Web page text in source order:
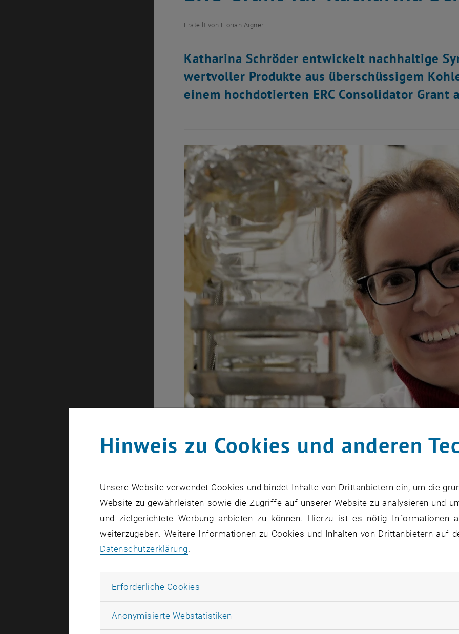
Erstellt von Florian Aigner
Katharina Schröder entwickelt nachhaltige
wertvoller Produkte aus überschüssigem
einem hochdotierten ERC Consolidator Grant
Kohlenmonoxid ist gefährlich, ganz besonders wenn es in großen
Trotzdem kann die chemische Industrie heute nicht auf
Herstellung vieler wichtiger Grundchemikalien verwendet. Prof.
Synthesechemie der TU Wien möchte das ändern. Sie arbeitet an
giftigen Kohlenmonoxids reichlich vorhandenes Kohlendioxid
Anstatt es direkt in die Atmosphäre zu entlassen, kann man
hochwertigen Produkten weiterverarbeiten, um einen Beitrag zur
Nun wurde Katharina Schröder vom European Research Council
Hinweis zu Cookies und anderen
Unsere Website verwendet Cookies und bindet Inhalte von Drittanbietern ein, um die
Website zu gewährleisten sowie die Zugriffe auf unserer Website zu analysieren und
und zielgerichtete Werbung anbieten zu können. Hierzu ist es nötig Informationen
weiterzugeben. Weitere Informationen zu Cookies und Inhalten von Drittanbietern auf
Datenschutzerklärung.
Erforderliche Cookies
Anonymisierte Webstatistiken